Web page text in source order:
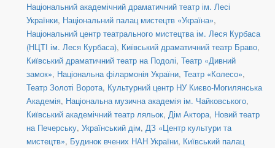
Національний академічний драматичний театр ім. Лесі
Українки, Національний палац мистецтв «Україна»,
Національний центр театрального мистецтва ім. Леся Курбаса
(НЦТІ ім. Леся Курбаса), Київський драматичний театр Браво,
Київський драматичний театр на Подолі, Театр «Дивний
замок», Національна філармонія України, Театр «Колесо»,
Театр Золоті Ворота, Культурний центр НУ Києво-Могилянська
Академія, Національна музична академія ім. Чайковського,
Київський академічний театр ляльок, Дім Актора, Новий театр
на Печерську, Український дім, ДЗ «Центр культури та
мистецтв», Будинок вчених НАН України, Київський палац